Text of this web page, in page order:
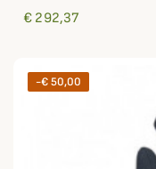
€ 292,37
-€ 50,00